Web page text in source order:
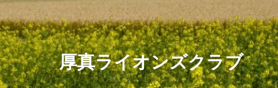
厚真ライオンズクラブ